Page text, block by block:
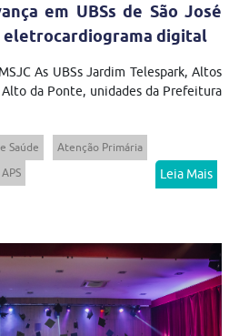
em UBSs de São José
eletrocardiograma digital
As UBSs Jardim Telespark, Altos
Alto da Ponte, unidades da Prefeitura
Saúde
Atenção Primária
APS Leia Mais